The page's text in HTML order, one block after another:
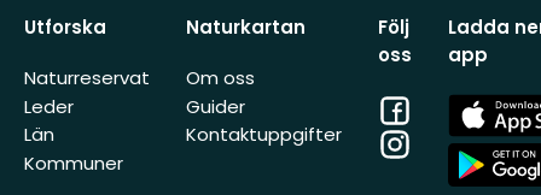
Utforska
Naturreservat
Leder
Län
Kommuner
Naturkartan
Om oss
Guider
Kontaktuppgifter
Följ
oss
Facebook
Instagram
Ladda
app
App
Store
App
Store